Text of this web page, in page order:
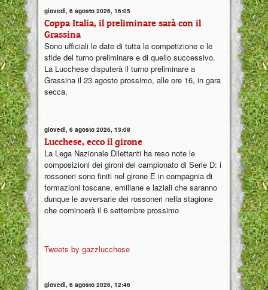
giovedì, 6 agosto 2026, 16:05
Coppa Italia, il preliminare sarà con il
Grassina
Sono ufficiali le date di tutta la competizione e le
sfide del turno preliminare e di quello successivo.
La Lucchese disputerà il turno preliminare a
Grassina il 23 agosto prossimo, alle ore 16, in gara
secca.
giovedì, 6 agosto 2026, 13:08
Lucchese, ecco il girone
La Lega Nazionale Dilettanti ha reso note le
composizioni dei gironi del campionato di Serie D: i
rossoneri sono finiti nel girone E in compagnia di
formazioni toscane, emiliane e laziali che saranno
dunque le avversarie dei rossoneri nella stagione
che comincerà il 6 settembre prossimo
Tweets by gazzlucchese
giovedì, 6 agosto 2026, 12:46